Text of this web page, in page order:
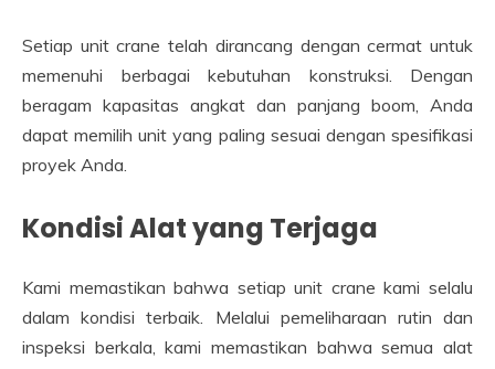
Setiap unit crane telah dirancang dengan cermat untuk
memenuhi berbagai kebutuhan konstruksi. Dengan
beragam kapasitas angkat dan panjang boom, Anda
dapat memilih unit yang paling sesuai dengan spesifikasi
proyek Anda.
Kondisi Alat yang Terjaga
Kami memastikan bahwa setiap unit crane kami selalu
dalam kondisi terbaik. Melalui pemeliharaan rutin dan
inspeksi berkala, kami memastikan bahwa semua alat